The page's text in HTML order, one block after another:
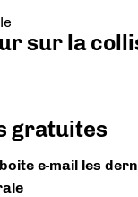
sur la
gratuites
e-mail les